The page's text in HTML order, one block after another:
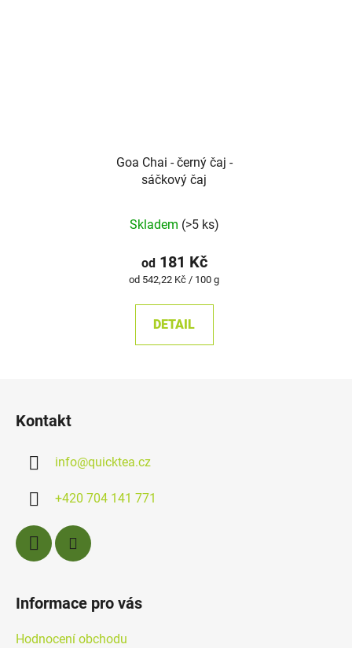
Goa Chai - černý čaj -
sáčkový čaj
Skladem (>5 ks)
od181 Kč
Měrná
od 542,22 Kč / 100 g
DETAIL
Kontakt
info@quicktea.cz
+420 704 141 771
Informace pro vás
Hodnocení obchodu